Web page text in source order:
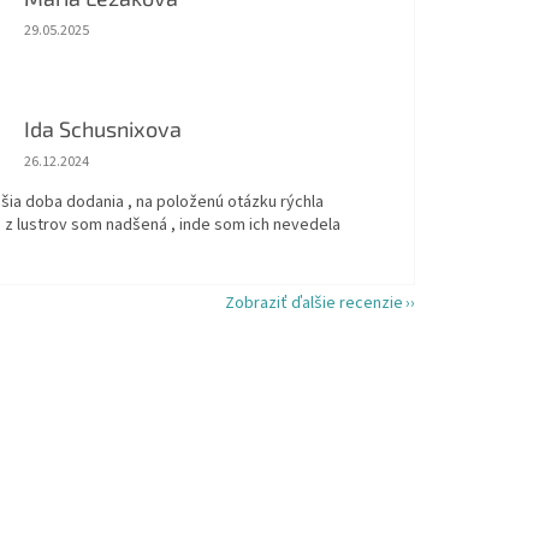
Hodnotenie obchodu je 5 z 5 hviezdičiek.
29.05.2025
Ida Schusnixova
Hodnotenie obchodu je 5 z 5 hviezdičiek.
26.12.2024
doba dodania , na položenú otázku rýchla
lustrov som nadšená , inde som ich nevedela
Zobraziť ďalšie recenzie